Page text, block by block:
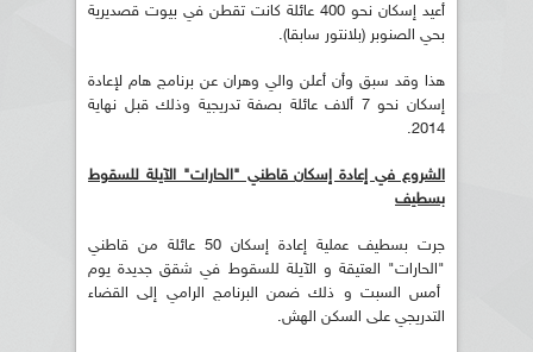
أعيد إسكان نحو 400 عائلة كانت تقطن في بيوت قصديرية
بحي الصنوبر (بلانتور سابقا).
هذا وقد سبق وأن أعلن والي وهران عن برنامج هام لإعادة
إسكان نحو 7 ألاف عائلة بصفة تدريجية وذلك قبل نهاية
2014.
الشروع في إعادة إسكان قاطني "الحارات" الآيلة للسقوط
بسطيف
جرت بسطيف عملية إعادة إسكان 50 عائلة من قاطني
"الحارات" العتيقة و الآيلة للسقوط في شقق جديدة يوم
أمس السبت و ذلك ضمن البرنامج الرامي إلى القضاء
التدريجي على السكن الهش.